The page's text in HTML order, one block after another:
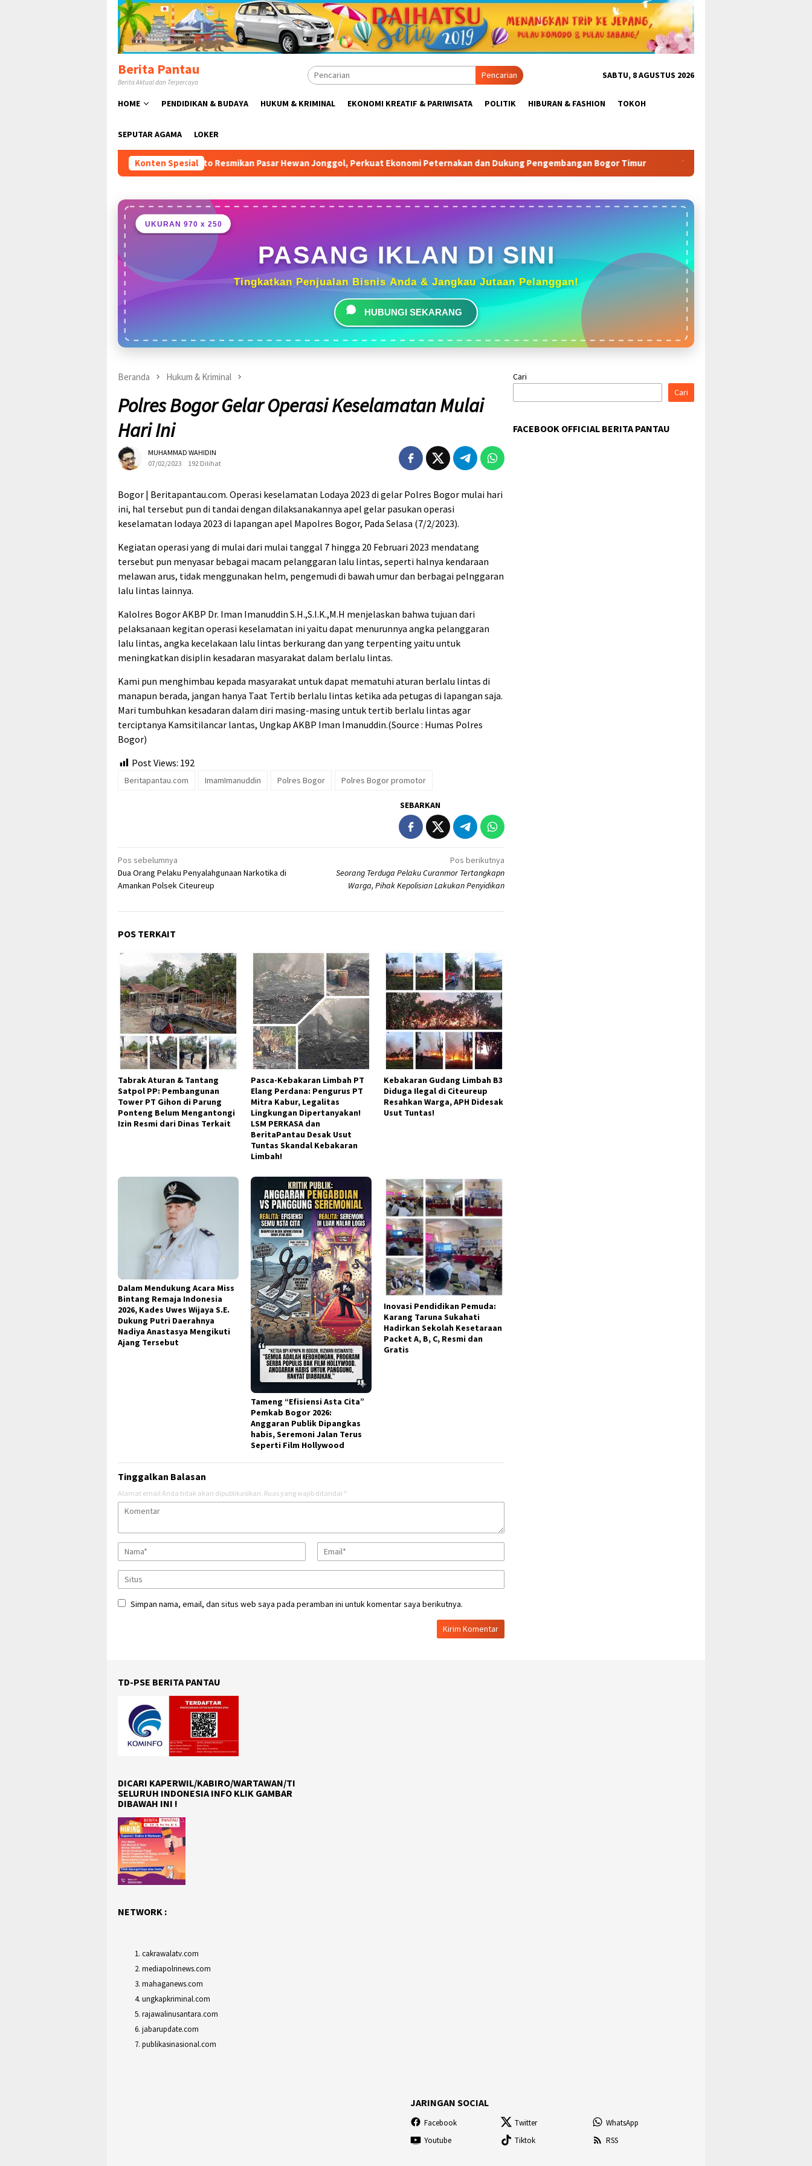
Loncat
konten
Berita Pantau
Berita Aktual dan Terpercaya
Pencarian SABTU, 8 AGUSTUS 2026
HOME PENDIDIKAN & BUDAYA HUKUM & KRIMINAL EKONOMI KREATIF & PARIWISATA POLITIK HIBURAN & FASHION TOKOH
SEPUTAR AGAMA LOKER
Konten Spesial
Rudy Susmanto Resmikan Pasar Hewan Jonggol, Perkuat Ekonomi Peternakan dan Dukung Pengembangan Bogor Timur Tabrak Aturan & Tantang Satpol PP: Pembangunan
UKURAN 970 x 250
PASANG IKLAN DI SINI
Tingkatkan Penjualan Bisnis Anda & Jangkau Jutaan Pelanggan!
HUBUNGI SEKARANG
Beranda Hukum & Kriminal
Polres Bogor Gelar Operasi Keselamatan Mulai
Hari Ini
MUHAMMAD WAHIDIN
07/02/2023
192 Dilihat
Bogor | Beritapantau.com. Operasi keselamatan Lodaya 2023 di gelar Polres Bogor mulai hari
ini, hal tersebut pun di tandai dengan dilaksanakannya apel gelar pasukan operasi
keselamatan lodaya 2023 di lapangan apel Mapolres Bogor, Pada Selasa (7/2/2023).
Kegiatan operasi yang di mulai dari mulai tanggal 7 hingga 20 Februari 2023 mendatang
tersebut pun menyasar bebagai macam pelanggaran lalu lintas, seperti halnya kendaraan
melawan arus, tidak menggunakan helm, pengemudi di bawah umur dan berbagai pelnggaran
lalu lintas lainnya.
Kalolres Bogor AKBP Dr. Iman Imanuddin S.H.,S.I.K.,M.H menjelaskan bahwa tujuan dari
pelaksanaan kegitan operasi keselamatan ini yaitu dapat menurunnya angka pelanggaran
lalu lintas, angka kecelakaan lalu lintas berkurang dan yang terpenting yaitu untuk
meningkatkan disiplin kesadaran masyarakat dalam berlalu lintas.
Kami pun menghimbau kepada masyarakat untuk dapat mematuhi aturan berlalu lintas di
manapun berada, jangan hanya Taat Tertib berlalu lintas ketika ada petugas di lapangan saja.
Mari tumbuhkan kesadaran dalam diri masing-masing untuk tertib berlalu lintas agar
terciptanya Kamsitilancar lantas, Ungkap AKBP Iman Imanuddin.(Source : Humas Polres
Bogor)
Post Views: 192
Beritapantau.com ImamImanuddin Polres Bogor Polres Bogor promotor
SEBARKAN
Navigasi
pos
Pos sebelumnya
Dua Orang Pelaku Penyalahgunaan Narkotika di
Amankan Polsek Citeureup
Pos berikutnya
Seorang Terduga Pelaku Curanmor Tertangkapn
Warga, Pihak Kepolisian Lakukan Penyidikan
POS TERKAIT
Tabrak Aturan & Tantang
Satpol PP: Pembangunan
Tower PT Gihon di Parung
Ponteng Belum Mengantongi
Izin Resmi dari Dinas Terkait
Pasca-Kebakaran Limbah PT
Elang Perdana: Pengurus PT
Mitra Kabur, Legalitas
Lingkungan Dipertanyakan!
LSM PERKASA dan
BeritaPantau Desak Usut
Tuntas Skandal Kebakaran
Limbah!
Kebakaran Gudang Limbah B3
Diduga Ilegal di Citeureup
Resahkan Warga, APH Didesak
Usut Tuntas!
Dalam Mendukung Acara Miss
Bintang Remaja Indonesia
2026, Kades Uwes Wijaya S.E.
Dukung Putri Daerahnya
Nadiya Anastasya Mengikuti
Ajang Tersebut
Tameng “Efisiensi Asta Cita”
Pemkab Bogor 2026:
Anggaran Publik Dipangkas
habis, Seremoni Jalan Terus
Seperti Film Hollywood
Inovasi Pendidikan Pemuda:
Karang Taruna Sukahati
Hadirkan Sekolah Kesetaraan
Packet A, B, C, Resmi dan
Gratis
Tinggalkan Balasan
Alamat email Anda tidak akan dipublikasikan. Ruas yang wajib ditandai *
Simpan nama, email, dan situs web saya pada peramban ini untuk komentar saya berikutnya.
Cari
Cari
FACEBOOK OFFICIAL BERITA PANTAU
TD-PSE BERITA PANTAU
DICARI KAPERWIL/KABIRO/WARTAWAN/TI
SELURUH INDONESIA INFO KLIK GAMBAR
DIBAWAH INI !
NETWORK :
cakrawalatv.com
mediapolrinews.com
mahaganews.com
ungkapkriminal.com
rajawalinusantara.com
jabarupdate.com
publikasinasional.com
JARINGAN SOCIAL
Facebook Twitter
WhatsApp
Youtube
Tiktok RSS